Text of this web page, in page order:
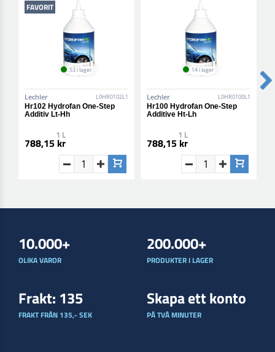
FAVORIT
53 i lager
Lechler L0HR0102L1
Hr102 Hydrofan One-Step
Additiv Lt-Hh
1 L
788,15 kr
14 i lager
Lechler L0HR0100L1
Hr100 Hydrofan One-Step
Additive Ht-Lh
1 L
788,15 kr
10.000+
OLIKA VAROR
200.000+
PRODUKTER I LAGER
Frakt: 135
FRAKT FRÅN 135,- SEK
Skapa ett konto
PÅ TVÅ MINUTER